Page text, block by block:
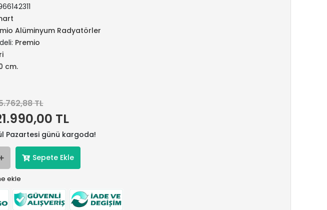
Alüminyum Radyatörler
Premio
cm.
TL
TL
Pazartesi günü kargoda!
Sepete Ekle
ekle